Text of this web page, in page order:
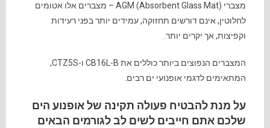
מצברי AGM (Absorbent Glass Mat) – מצברים אלו אטומים
לחלוטין, אינם דורשים תחזוקה, עמידים יותר בפני רעידות
וקפיצות, אך יקרים יותר.
המצברים הנפוצים ביותר כוללים את CB16L-B ו-CTZ5S,
המתאימים לדגמי אופנועי ים רבים.
על מנת להבטיח פעולה תקינה של אופנוע הים
שלכם אתם חייבים לשים לב לגורמים הבאים